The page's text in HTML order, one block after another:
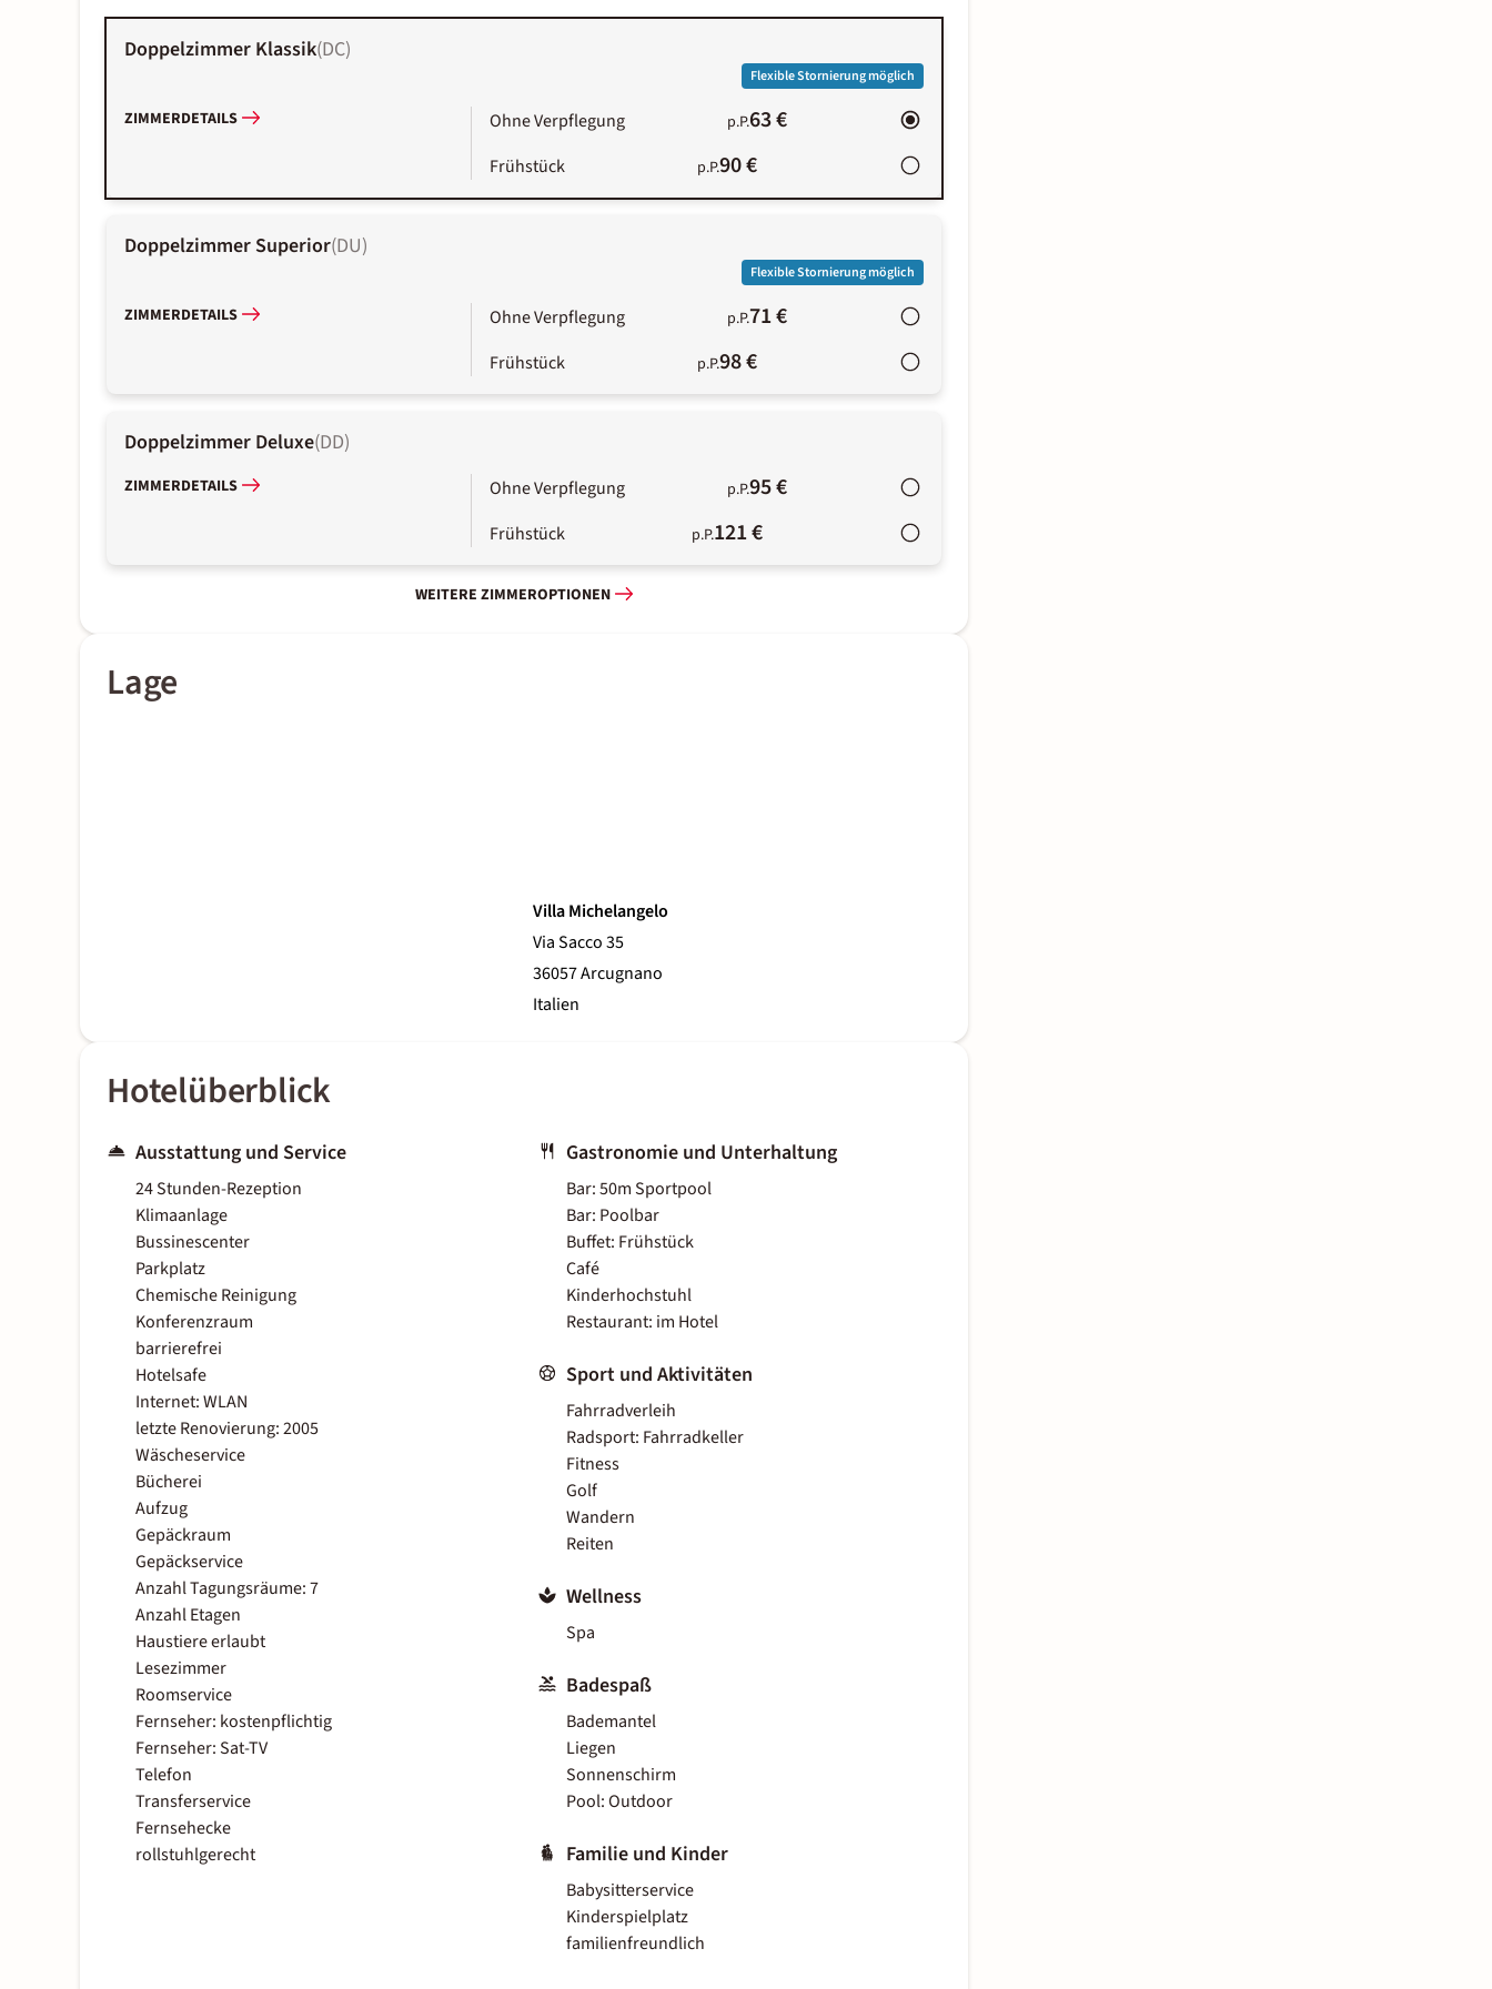
Doppelzimmer Klassik(DC)
Flexible Stornierung möglich
ZIMMERDETAILS Ohne Verpflegung p.P.63 €
Frühstück p.P.90 €
Doppelzimmer Superior(DU)
Flexible Stornierung möglich
ZIMMERDETAILS Ohne Verpflegung p.P.71 €
Frühstück p.P.98 €
Doppelzimmer Deluxe(DD)
ZIMMERDETAILS Ohne Verpflegung p.P.95 €
Frühstück p.P.121 €
WEITERE ZIMMEROPTIONEN
Lage
Villa Michelangelo
Via Sacco 35
36057 Arcugnano
Italien
Hotelüberblick
Ausstattung und Service
24 Stunden-Rezeption
Klimaanlage
Bussinescenter
Parkplatz
Chemische Reinigung
Konferenzraum
barrierefrei
Hotelsafe
Internet: WLAN
letzte Renovierung: 2005
Wäscheservice
Bücherei
Aufzug
Gepäckraum
Gepäckservice
Anzahl Tagungsräume: 7
Anzahl Etagen
Haustiere erlaubt
Lesezimmer
Roomservice
Fernseher: kostenpflichtig
Fernseher: Sat-TV
Telefon
Transferservice
Fernsehecke
rollstuhlgerecht
Gastronomie und Unterhaltung
Bar: 50m Sportpool
Bar: Poolbar
Buffet: Frühstück
Café
Kinderhochstuhl
Restaurant: im Hotel
Sport und Aktivitäten
Fahrradverleih
Radsport: Fahrradkeller
Fitness
Golf
Wandern
Reiten
Wellness
Spa
Badespaß
Bademantel
Liegen
Sonnenschirm
Pool: Outdoor
Familie und Kinder
Babysitterservice
Kinderspielplatz
familienfreundlich